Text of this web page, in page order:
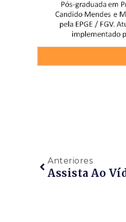
Anteriores